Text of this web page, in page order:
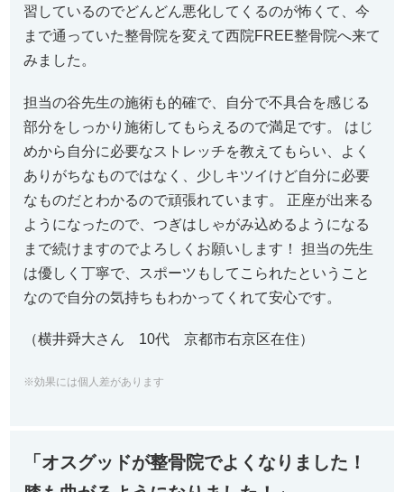
習しているのでどんどん悪化してくるのが怖くて、今
まで通っていた整骨院を変えて西院FREE整骨院へ来て
みました。
担当の谷先生の施術も的確で、
自分で不具合を感じる
部分をしっかり施術してもらえるので満足です。 はじ
めから自分に必要なストレッチを教えてもらい、
よく
ありがちなものではなく、 少しキツイけど自分に必要
なものだとわかるので頑張れています。 正座が出来る
ようになったので、 つぎはしゃがみ込めるようになる
まで続けますのでよろしくお願い します！ 担当の先生
は優しく丁寧で、
スポーツもしてこられたということ
なので自分の気持ちもわかって くれて安心です。
（横井舜大さん 10代 京都市右京区在住）
※効果には個人差があります
「オスグッドが整骨院でよくなりました！